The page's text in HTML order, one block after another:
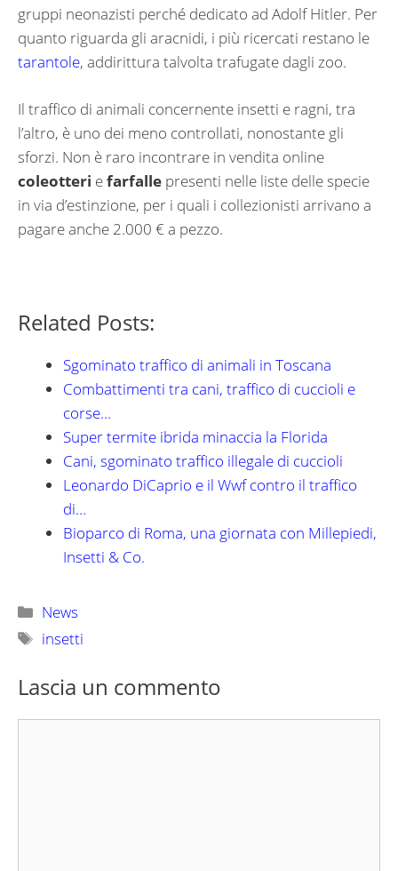
gruppi neonazisti perché dedicato ad Adolf Hitler. Per
quanto riguarda gli aracnidi, i più ricercati restano le
tarantole, addirittura talvolta trafugate dagli zoo.
Il traffico di animali concernente insetti e ragni, tra
l’altro, è uno dei meno controllati, nonostante gli
sforzi. Non è raro incontrare in vendita online
coleotteri efarfalle presenti nelle liste delle specie
in via d’estinzione, per i quali i collezionisti arrivano a
pagare anche 2.000 € a pezzo.
Related Posts:
Sgominato traffico di animali in Toscana
Combattimenti tra cani, traffico di cuccioli e
corse…
Super termite ibrida minaccia la Florida
Cani, sgominato traffico illegale di cuccioli
Leonardo DiCaprio e il Wwf contro il traffico
di…
Bioparco di Roma, una giornata con Millepiedi,
Insetti & Co.
Categorie
News
Tag
insetti
Lascia un commento